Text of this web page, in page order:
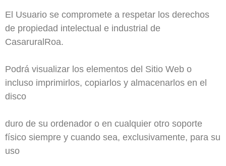
El Usuario se compromete a respetar los derechos
de propiedad intelectual e industrial de
CasaruralRoa.
Podrá visualizar los elementos del Sitio Web o
incluso imprimirlos, copiarlos y almacenarlos en el
disco
duro de su ordenador o en cualquier otro soporte
físico siempre y cuando sea, exclusivamente, para su
uso